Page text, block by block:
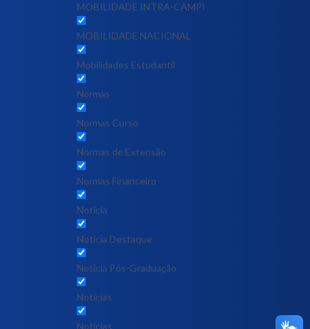
MOBILIDADE INTRA-CAMPI
MOBILIDADE NACIONAL
Mobilidades Estudantil
Normas
Normas Curso
Normas de Extensão
Normas Financeiro
Notícia
Notícia Destaque
Noticia Pós-Graduação
Notícias
Notícias